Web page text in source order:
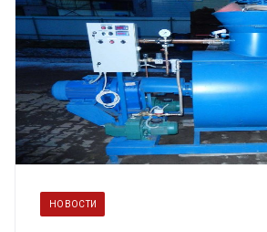
НОВОСТИ